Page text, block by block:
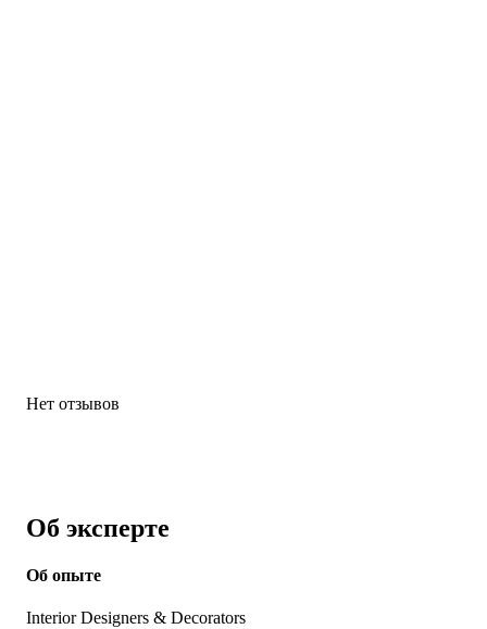
Нет отзывов
Об эксперте
Об опыте
Interior Designers & Decorators